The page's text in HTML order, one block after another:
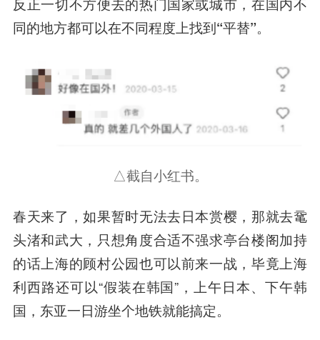
同的地方都可以在不同程度上找到“平替”。
△截自小红书。
春天来了，如果暂时无法去日本赏樱，那就去鼋
头渚和武大，只想角度合适不强求亭台楼阁加持
的话上海的顾村公园也可以前来一战，毕竟上海
利西路还可以“假装在韩国”， 上午日本、下午韩
国，东亚一日游坐个地铁就能搞定。